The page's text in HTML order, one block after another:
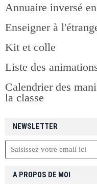
NEWSLETTER
Annuaire inversé
Enseigner à
Kit et colle
Liste des
Calendrier des
la classe
A PROPOS DE MOI